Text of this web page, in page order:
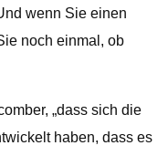
wenn Sie einen
noch einmal, ob
„dass sich die
haben, dass es